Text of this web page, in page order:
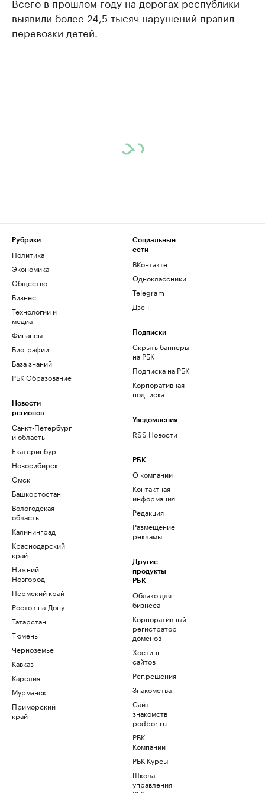
выявили более 24,5 тысяч нарушений правил
перевозки детей.
Рубрики
Политика
Экономика
Общество
Бизнес
Технологии и
медиа
Финансы
Биографии
База знаний
РБК Образование
Новости
регионов
Санкт-Петербург
и область
Екатеринбург
Новосибирск
Омск
Башкортостан
Вологодская
область
Калининград
Краснодарский
край
Нижний
Новгород
Пермский край
Ростов-на-Дону
Татарстан
Тюмень
Черноземье
Кавказ
Карелия
Мурманск
Приморский
край
Социальные
сети
ВКонтакте
Одноклассники
Telegram
Дзен
Подписки
Скрыть баннеры
на РБК
Подписка на РБК
Корпоративная
подписка
Уведомления
RSS Новости
РБК
О компании
Контактная
информация
Редакция
Размещение
рекламы
Другие
продукты
РБК
Облако для
бизнеса
Корпоративный
регистратор
доменов
Хостинг
сайтов
Рег.решения
Знакомства
Сайт
знакомств
podbor.ru
РБК
Компании
РБК Курсы
Школа
управления